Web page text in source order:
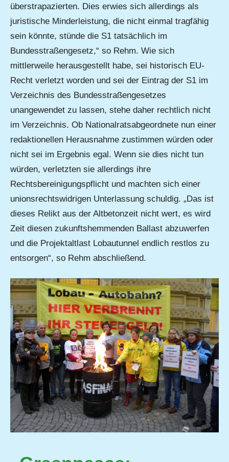
überstrapazierten. Dies erwies sich allerdings als
juristische Minderleistung, die nicht einmal tragfähig
sein könnte, stünde die S1 tatsächlich im
Bundesstraßengesetz,“ so Rehm. Wie sich
mittlerweile herausgestellt habe, sei historisch EU-
Recht verletzt worden und sei der Eintrag der S1 im
Verzeichnis des Bundesstraßengesetzes
unangewendet zu lassen, stehe daher rechtlich nicht
im Verzeichnis. Ob Nationalratsabgeordnete nun einer
redaktionellen Herausnahme zustimmen würden oder
nicht sei im Ergebnis egal. Wenn sie dies nicht tun
würden, verletzten sie allerdings ihre
Rechtsbereinigungspflicht und machten sich einer
unionsrechtswidrigen Unterlassung schuldig. „Das ist
dieses Relikt aus der Altbetonzeit nicht wert, es wird
Zeit diesen zukunftshemmenden Ballast abzuwerfen
und die Projektaltlast Lobautunnel endlich restlos zu
entsorgen“, so Rehm abschließend.